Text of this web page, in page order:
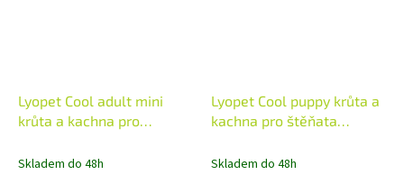
Lyopet Cool adult mini
krůta a kachna pro
Skladem do 48h
Lyopet Cool puppy krůta a
kachna pro štěňata
Skladem do 48h